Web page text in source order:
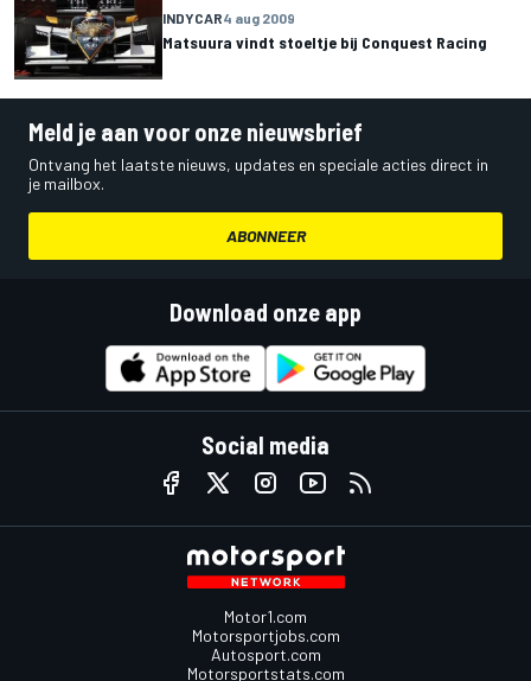
INDYCAR4 aug 2009
Matsuura vindt stoeltje bij Conquest Racing
Meld je aan voor onze nieuwsbrief
Ontvang het laatste nieuws, updates en speciale acties direct in
je mailbox.
ABONNEER
Download onze app
Social media
Motor1.com
Motorsportjobs.com
Autosport.com
Motorsportstats.com